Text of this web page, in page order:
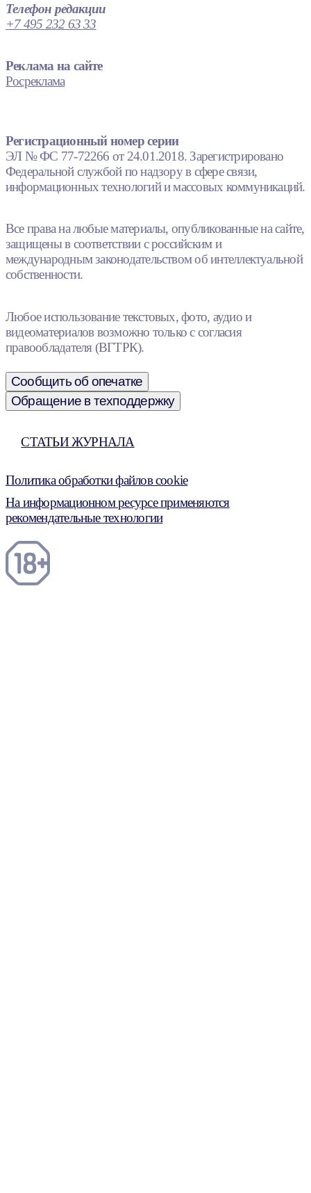
Телефон редакции
+7 495 232 63 33
Реклама на сайте
Росреклама
Регистрационный номер серии
ЭЛ № ФС 77-72266 от 24.01.2018. Зарегистрировано
Федеральной службой по надзору в сфере связи,
информационных технологий и массовых коммуникаций.
Все права на любые материалы, опубликованные на сайте,
защищены в соответствии с российским и
международным законодательством об интеллектуальной
собственности.
Любое использование текстовых, фото, аудио и
видеоматериалов возможно только с согласия
правообладателя (ВГТРК).
Сообщить об опечатке
Обращение в техподдержку
СТАТЬИ ЖУРНАЛА
Политика обработки файлов cookie
На информационном ресурсе применяются
рекомендательные технологии